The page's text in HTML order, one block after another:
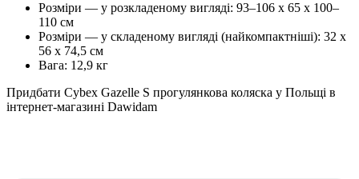
Розміри — у розкладеному вигляді: 93–106 x 65 x 100–
110 см
Розміри — у складеному вигляді (найкомпактніші): 32 x
56 x 74,5 см
Вага: 12,9 кг
Придбати Cybex Gazelle S прогулянкова коляска у Польщі в
інтернет-магазині Dawidam